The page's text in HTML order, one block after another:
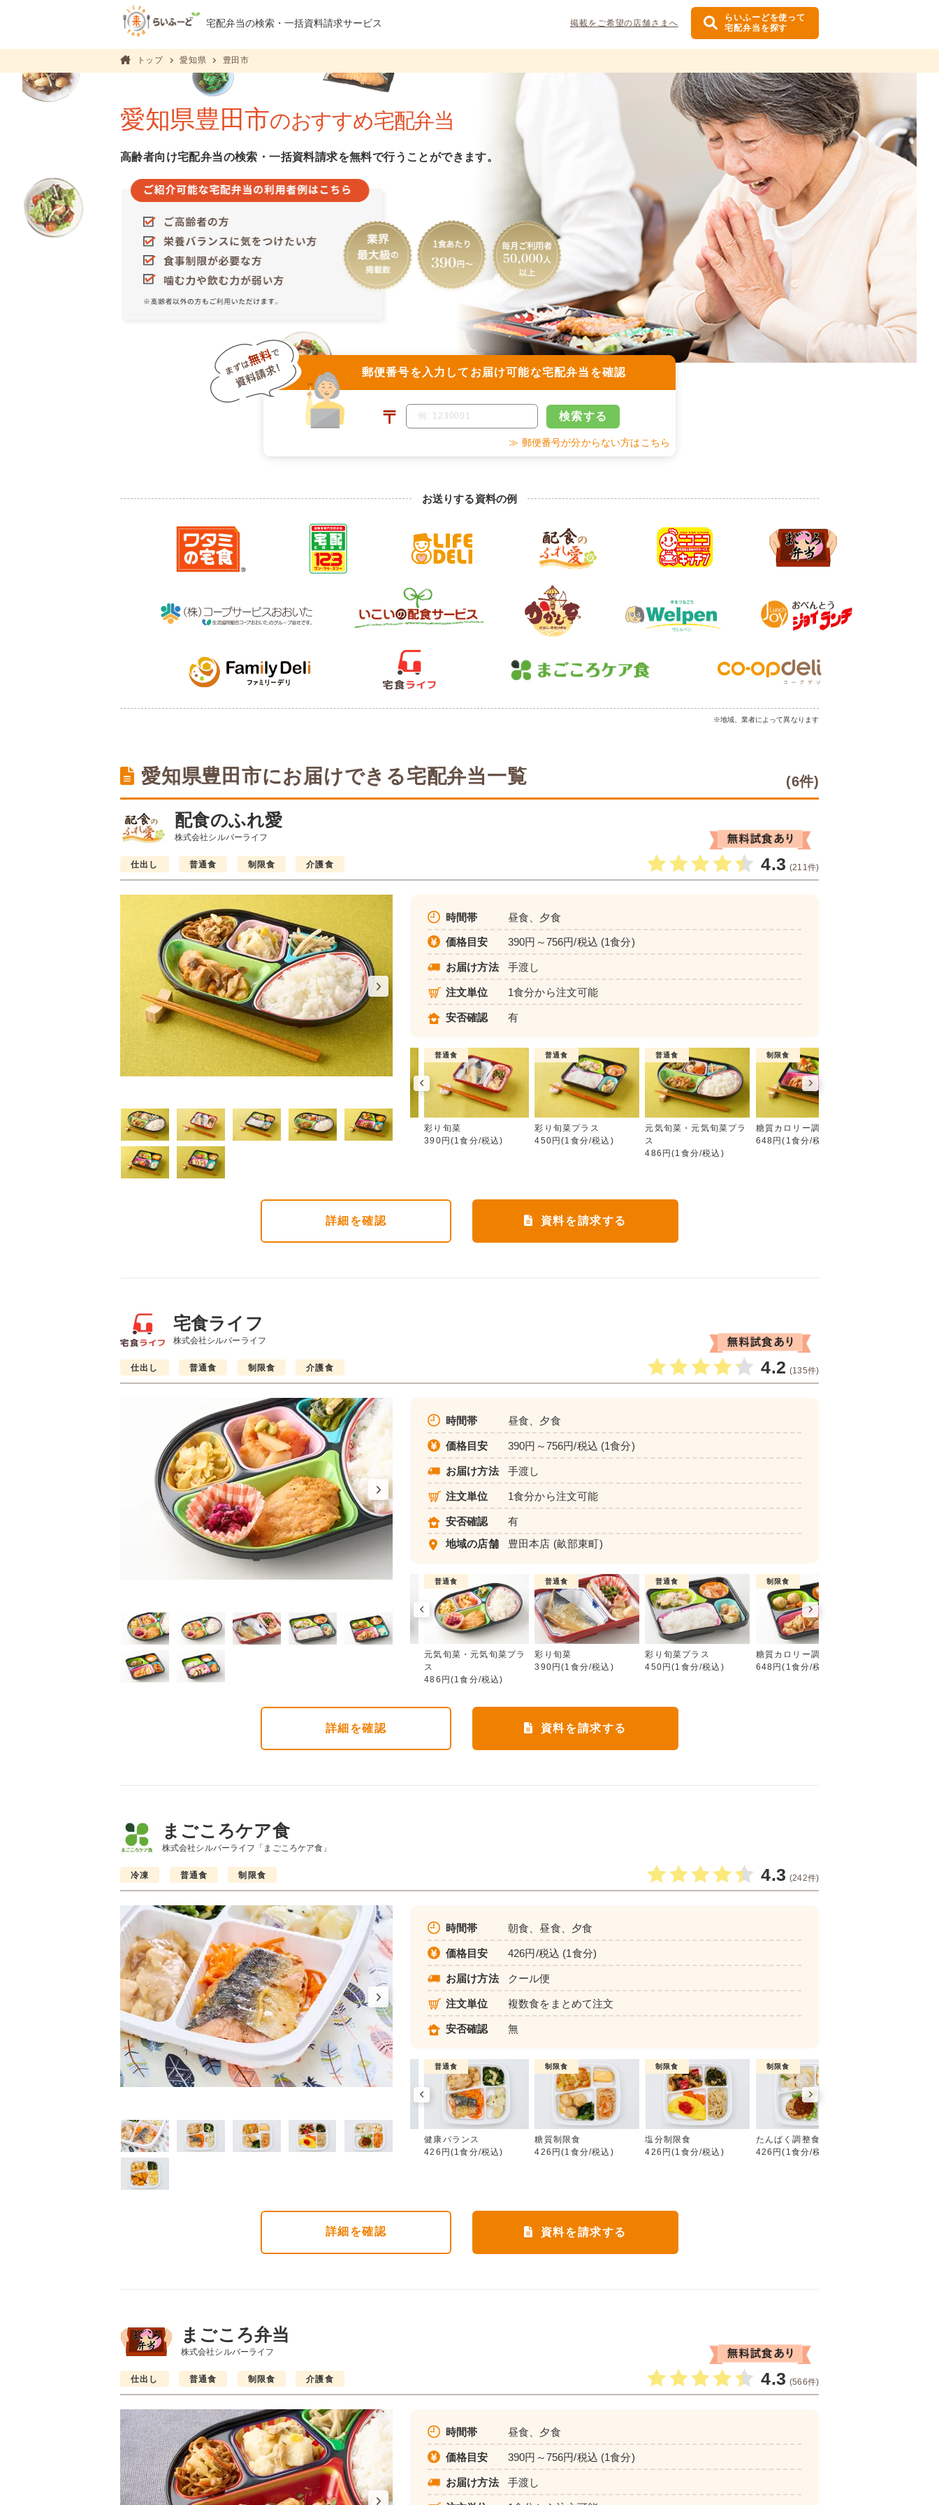
宅配弁当の検索・一括資料請求サービス 掲載をご希望の店舗さまへ
らいふーどを使って
宅配弁当を探す
トップ 愛知県 豊田市
愛知県豊田市のおすすめ宅配弁当
高齢者向け宅配弁当の検索・一括資料請求を無料で行うことができます。
郵便番号を入力して お届け可能な宅配弁当を確認
〒 検索する
≫ 郵便番号が分からない方はこちら
お送りする資料の例
※地域、業者によって異なります
愛知県豊田市にお届けできる宅配弁当一覧 (6件)
配食のふれ愛
株式会社シルバーライフ
仕出し 普通食 制限食 介護食 4.3 (211件)
彩り旬菜 彩り旬菜プラス
時間帯 昼食、夕食
価格目安 390円～756円/税込 (1食分)
お届け方法 手渡し
注文単位 1食分から注文可能
安否確認 有
糖質カロリー調整食
648円(1食分/税込)
たんぱく調整食
756円(1食分/税込)
介護食
ムース食
583円(1食分/税込)
普通食
彩り旬菜
390円(1食分/税込)
普通食
彩り旬菜プラス
450円(1食分/税込)
普通食
元気旬菜・元気旬菜プラ
ス
486円(1食分/税込)
制限食
糖質カロリー調整食
648円(1食分/税込)
詳細 を確認 資料を請求する
宅食ライフ
株式会社シルバーライフ
仕出し 普通食 制限食 介護食 4.2 (135件)
元気旬菜・元気旬菜プラス 彩り旬菜
時間帯 昼食、夕食
価格目安 390円～756円/税込 (1食分)
お届け方法 手渡し
注文単位 1食分から注文可能
安否確認
有
地域の店舗
豊田本店 (畝部東町)
糖質カロリー調整食
648円(1食分/税込)
制限食
たんぱく調整食
756円(1食分/税込)
介護食 普通食
元気旬菜・元気旬菜プラ
ス
486円(1食分/税込)
普通食
彩り旬菜
390円(1食分/税込)
普通食
彩り旬菜プラス
450円(1食分/税込)
制限食
糖質カロリー調整食
648円(1食分/税込)
詳細 を確認 資料を請求する
まごころケア食
株式会社シルバーライフ「まごころケア食」
冷凍 普通食 制限食 4.3 (242件)
健康バランス 糖質制限食
時間帯 朝食、昼食、夕食
価格目安 426円/税込 (1食分)
お届け方法 クール便
注文単位 複数食をまとめて注文
安否確認 無
塩分制限食
426円(1食分/税込)
制限食
たんぱく調整食
426円(1食分/税込)
制限食
カロリー調整食
426円(1食分/税込)
普通食
健康バランス
426円(1食分/税込)
制限食
糖質制限食
426円(1食分/税込)
制限食
塩分制限食
426円(1食分/税込)
制限食
たんぱく調整食
426円(1食分/税込)
詳細 を確認 資料を請求する
まごころ弁当
株式会社シルバーライフ
仕出し 普通食 制限食 介護食 4.3 (566件)
時間帯 昼食、夕食
価格目安 390円～756円/税込 (1食分)
お届け方法 手渡し